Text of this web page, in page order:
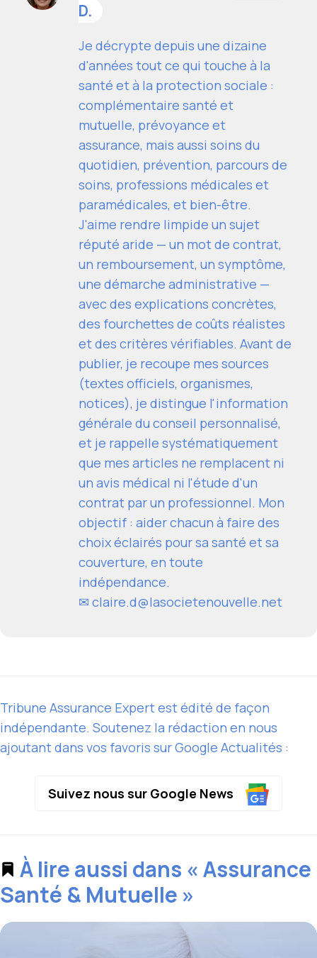
D.
Je décrypte depuis une dizaine
d'années tout ce qui touche à la
santé et à la protection sociale :
complémentaire santé et
mutuelle, prévoyance et
assurance, mais aussi soins du
quotidien, prévention, parcours de
soins, professions médicales et
paramédicales, et bien-être.
J'aime rendre limpide un sujet
réputé aride — un mot de contrat,
un remboursement, un symptôme,
une démarche administrative —
avec des explications concrètes,
des fourchettes de coûts réalistes
et des critères vérifiables. Avant de
publier, je recoupe mes sources
(textes officiels, organismes,
notices), je distingue l'information
générale du conseil personnalisé,
et je rappelle systématiquement
que mes articles ne remplacent ni
un avis médical ni l'étude d'un
contrat par un professionnel. Mon
objectif : aider chacun à faire des
choix éclairés pour sa santé et sa
couverture, en toute
indépendance.
✉ claire.d@lasocietenouvelle.net
Tribune Assurance Expert est édité de façon
indépendante. Soutenez la rédaction en nous
ajoutant dans vos favoris sur Google Actualités :
Suivez nous sur Google News
À lire aussi dans « Assurance
Santé & Mutuelle »